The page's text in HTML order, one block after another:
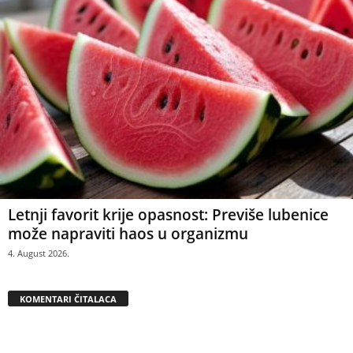
Letnji favorit krije opasnost: Previše lubenice
može napraviti haos u organizmu
4. August 2026.
KOMENTARI ČITALACA